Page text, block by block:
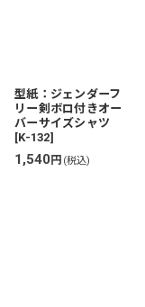
型紙：ジェンダーフ
リー剣ボロ付きオー
バーサイズシャツ
[K-132]
1,540円 (税込)